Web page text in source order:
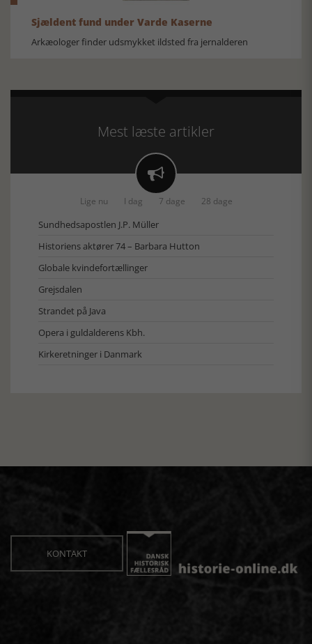
Sjældent fund under Varde Kaserne
Arkæologer finder udsmykket ildsted fra jernalderen
Mest læste artikler

Lige nu I dag 7 dage 28 dage
Sundhedsapostlen J.P. Müller
Historiens aktører 74 – Barbara Hutton
Globale kvindefortællinger
Grejsdalen
Strandet på Java
Opera i guldalderens Kbh.
Kirkeretninger i Danmark
KONTAKT